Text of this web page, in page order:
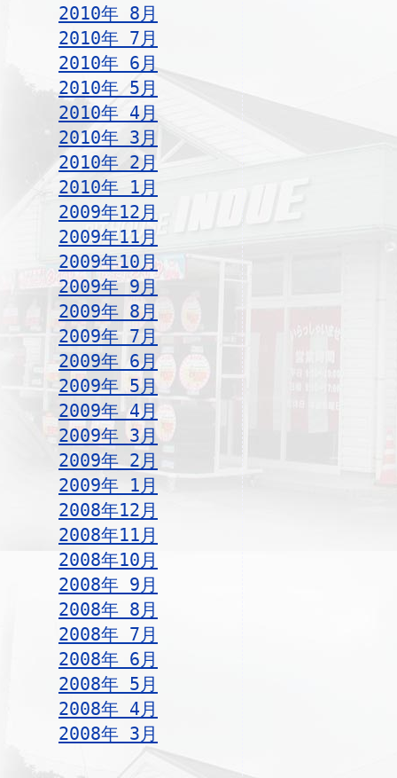
2010年 8月
2010年 7月
2010年 6月
2010年 5月
2010年 4月
2010年 3月
2010年 2月
2010年 1月
2009年12月
2009年11月
2009年10月
2009年 9月
2009年 8月
2009年 7月
2009年 6月
2009年 5月
2009年 4月
2009年 3月
2009年 2月
2009年 1月
2008年12月
2008年11月
2008年10月
2008年 9月
2008年 8月
2008年 7月
2008年 6月
2008年 5月
2008年 4月
2008年 3月